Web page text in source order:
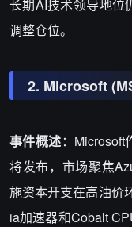
长期AI技术领导地位
调整仓位。
2. Microsoft
事件概述：
将发布，市场聚焦
施资本开支在高油价
ia加速器和Cobalt